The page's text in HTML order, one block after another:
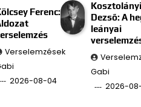
Ferenc:
Verselemzések
2026-08-04
Kosztolányi
Dezső: A
leányai
Gabi
2026-